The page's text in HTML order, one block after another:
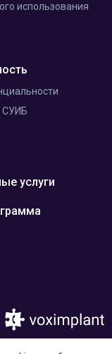
услуги
использования
СУИБ